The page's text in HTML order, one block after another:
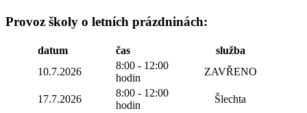
Provoz školy o letních prázdninách:
datum čas
služba
10.7.2026
8:00 - 12:00
hodin
ZAVŘENO
17.7.2026
8:00 - 12:00
hodin
Šlechta